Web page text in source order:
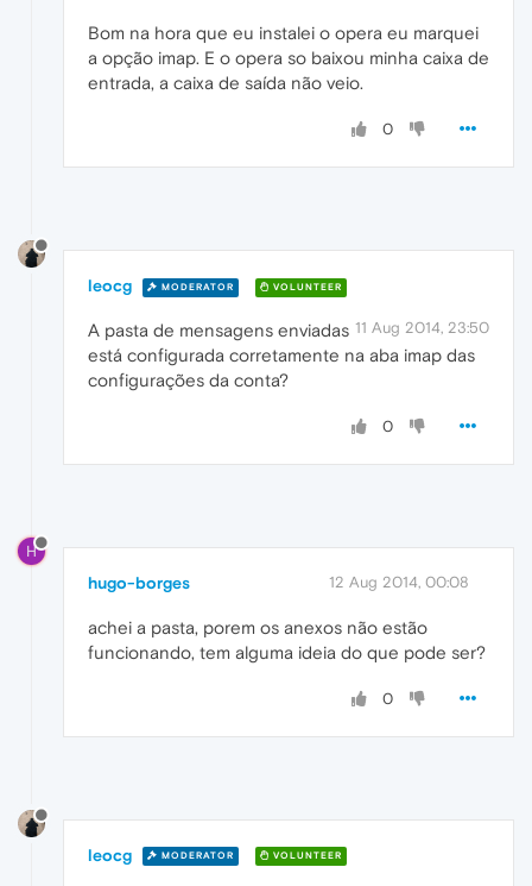
Bom na hora que eu instalei o opera eu marquei
a opção imap. E o opera so baixou minha caixa de
entrada, a caixa de saída não veio.
0
leocg MODERATOR VOLUNTEER
11 Aug 2014, 23:50
A pasta de mensagens enviadas
está configurada corretamente na aba imap das
configurações da conta?
0
H
hugo-borges 12 Aug 2014, 00:08
achei a pasta, porem os anexos não estão
funcionando, tem alguma ideia do que pode ser?
0
leocg MODERATOR VOLUNTEER